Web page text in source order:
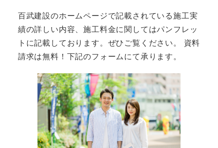
百武建設のホームページで記載されている施工実
績の詳しい内容、施工料金に関してはパンフレッ
トに記載しております。ぜひご覧ください。 資料
請求は無料！下記のフォームにて承ります。